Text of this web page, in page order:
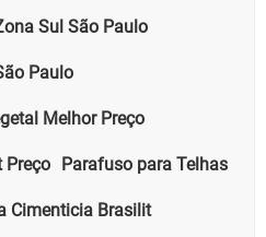
Sul São Paulo
Paulo
Melhor Preço
Preço Parafuso para Telhas
Cimenticia Brasilit